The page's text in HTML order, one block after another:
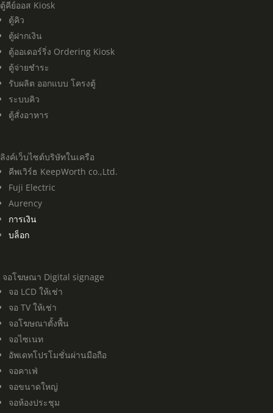
ตู้คีย์ออส Kiosk
ตู้คิว
ตู้ฝากเงิน
ตู้ออเดอร์ริ่ง Ordering Kiosk
ตู้จ่ายชำระ
รับผลิต ออกแบบ โครงตู้
ระบบคิว
ตู้สั่งอาหาร
ลิงค์เว็บไซต์บริษัทในเครือ
คีพเวิร์ธ KeepWorth co.,Ltd.
Fuji Electric
Aurency
การเงิน
บล็อก
จอโฆษณา Digital signage
จอ LCD ให้เช่า
จอ TV ให้เช่า
จอโฆษณาตั้งพื้น
จอไซเนท
อัพเดทโปรโมชั่นผ่านมือถือ
จอคาเฟ่
จอขนาดใหญ่
จอห้องประชุม